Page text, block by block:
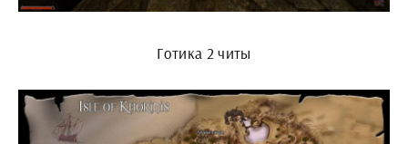
Готика 2 читы